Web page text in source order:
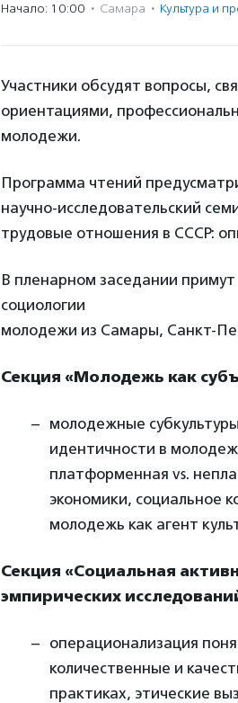
Начало: 10:00 · Самара · Культура и
Участники обсудят вопросы,
ориентациями,
молодежи.
Программа чтений
научно-исследовательский
трудовые отношения в СССР:
В пленарном заседании
социологии
молодежи из Самары, Санкт-
Секция «Молодежь как
молодежные
идентичности в
платформенная vs.
экономики, социальное
молодежь как агент
Секция «Социальная
эмпирических
операционализация
количественные и
практиках, этические